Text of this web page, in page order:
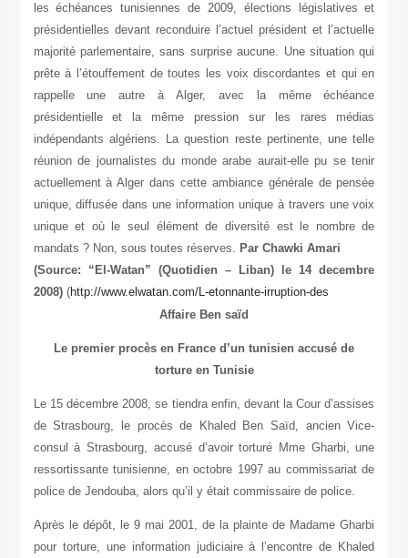
les échéances tunisiennes de 2009, élections législatives et
présidentielles devant reconduire l’actuel président et l’actuelle
majorité parlementaire, sans surprise aucune. Une situation qui
prête à l’étouffement de toutes les voix discordantes et qui en
rappelle une autre à Alger, avec la même échéance
présidentielle et la même pression sur les rares médias
indépendants algériens. La question reste pertinente, une telle
réunion de journalistes du monde arabe aurait-elle pu se tenir
actuellement à Alger dans cette ambiance générale de pensée
unique, diffusée dans une information unique à travers une voix
unique et où le seul élément de diversité est le nombre de
mandats ? Non, sous toutes réserves. Par Chawki Amari
(Source: “El-Watan” (Quotidien – Liban) le 14 decembre
2008)(http://www.elwatan.com/L-etonnante-irruption-des
Affaire Ben saïd
Le premier procès en France d’un tunisien accusé de
torture en Tunisie
Le 15 décembre 2008, se tiendra enfin, devant la Cour d’assises
de Strasbourg, le procès de Khaled Ben Saïd, ancien Vice-
consul à Strasbourg, accusé d’avoir torturé Mme Gharbi, une
ressortissante tunisienne, en octobre 1997 au commissariat de
police de Jendouba, alors qu’il y était commissaire de police.
Après le dépôt, le 9 mai 2001, de la plainte de Madame Gharbi
pour torture, une information judiciaire à l’encontre de Khaled